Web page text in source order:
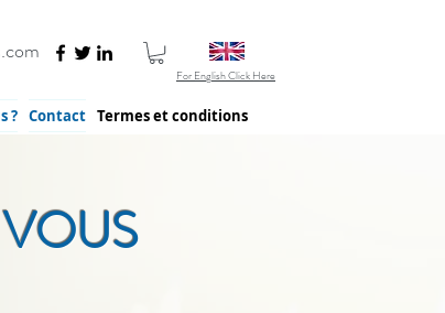
For English Click Here
? Contact Termes et conditions